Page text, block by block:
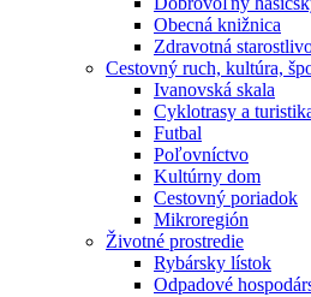
Obecná knižnica
Zdravotná
Cestovný ruch, kultúra,
Ivanovská skala
Cyklotrasy a
Futbal
Poľovníctvo
Kultúrny dom
Cestovný poriadok
Mikroregión
Životné prostredie
Rybársky lístok
Odpadové